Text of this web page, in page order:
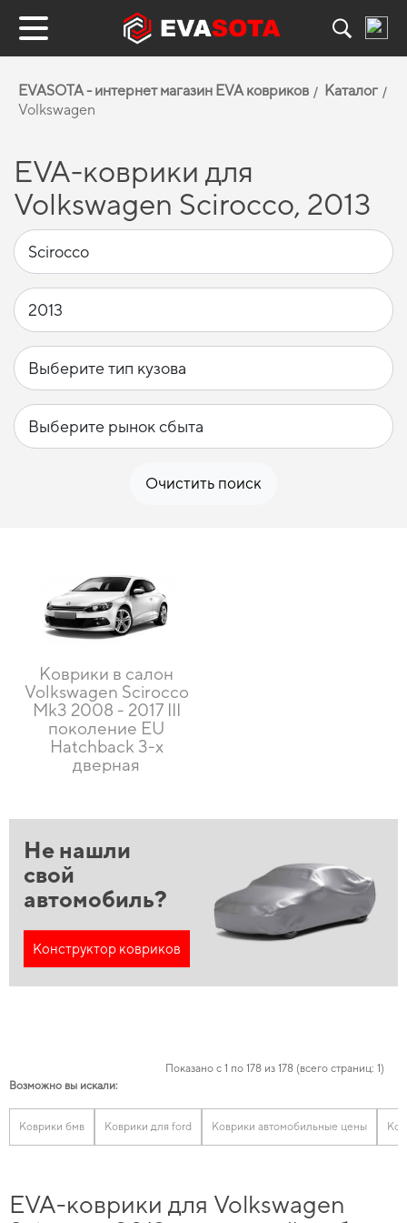
EVASOTA - интернет магазин EVA ковриков
Каталог
Volkswagen
EVA-коврики для
Volkswagen Scirocco, 2013
Очистить поиск
Коврики в салон
Volkswagen Scirocco
Mk3 2008 - 2017 III
поколение EU
Hatchback 3-х
дверная
Не нашли
свой
автомобиль?
Конструктор ковриков
Показано с 1 по 178 из 178 (всего страниц: 1)
Возможно вы искали:
Коврики бмв Коврики для ford Коврики автомобильные цены
EVA-коврики для Volkswagen